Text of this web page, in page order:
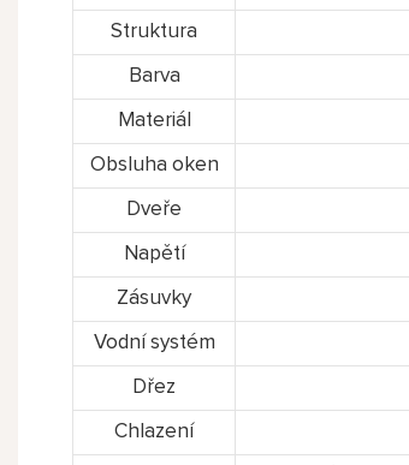
Struktura
Barva
Materiál
Obsluha oken
Dveře
Napětí
Zásuvky
Vodní systém
Dřez
Chlazení